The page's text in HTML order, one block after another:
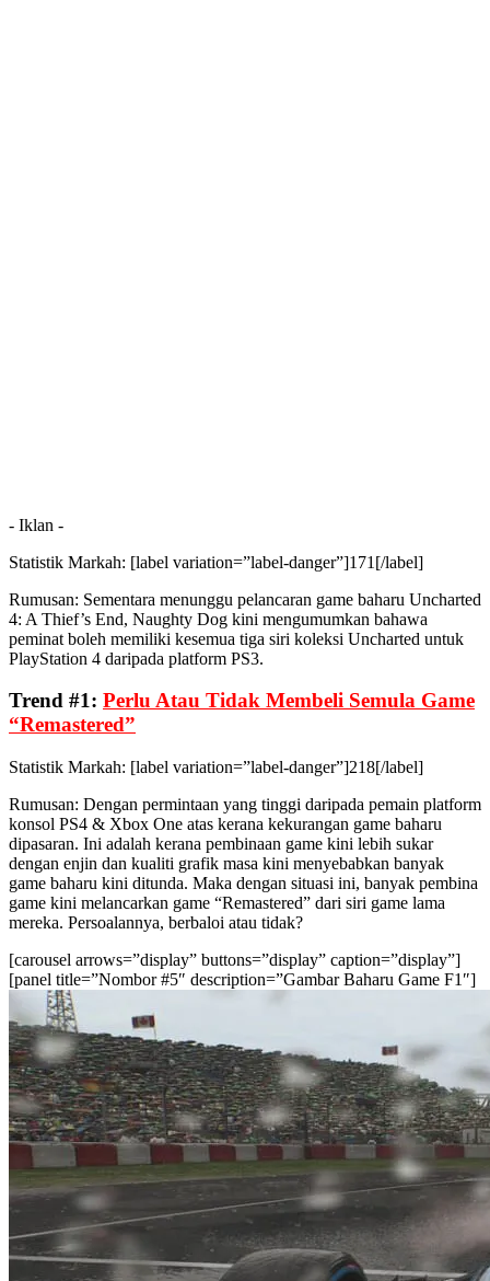
- Iklan -
Statistik Markah: [label variation=”label-danger”]171[/label]
Rumusan: Sementara menunggu pelancaran game baharu Uncharted
4: A Thief’s End, Naughty Dog kini mengumumkan bahawa
peminat boleh memiliki kesemua tiga siri koleksi Uncharted untuk
PlayStation 4 daripada platform PS3.
Trend #1: Perlu Atau Tidak Membeli Semula Game
“Remastered”
Statistik Markah: [label variation=”label-danger”]218[/label]
Rumusan: Dengan permintaan yang tinggi daripada pemain platform
konsol PS4 & Xbox One atas kerana kekurangan game baharu
dipasaran. Ini adalah kerana pembinaan game kini lebih sukar
dengan enjin dan kualiti grafik masa kini menyebabkan banyak
game baharu kini ditunda. Maka dengan situasi ini, banyak pembina
game kini melancarkan game “Remastered” dari siri game lama
mereka. Persoalannya, berbaloi atau tidak?
[carousel arrows=”display” buttons=”display” caption=”display”]
[panel title=”Nombor #5″ description=”Gambar Baharu Game F1″]